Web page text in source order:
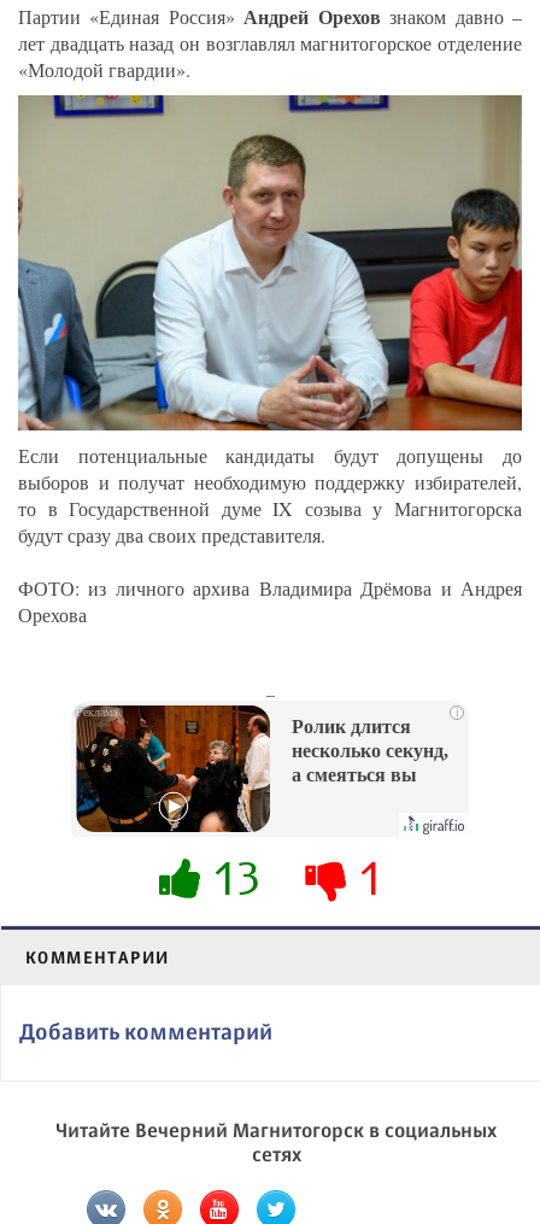
Партии «Единая Россия» Андрей Орехов знаком давно –
лет двадцать назад он возглавлял магнитогорское отделение
«Молодой гвардии».
Если потенциальные кандидаты будут допущены до
выборов и получат необходимую поддержку избирателей,
то в Государственной думе IX созыва у Магнитогорска
будут сразу два своих представителя.
ФОТО: из личного архива Владимира Дрёмова и Андрея
Орехова
i
Ролик длится
несколько секунд,
а смеяться вы
13 1
КОММЕНТАРИИ
Добавить комментарий
Читайте Вечерний Магнитогорск в социальных
сетях